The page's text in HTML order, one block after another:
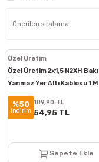
Özel Üretim
Özel Üretim 2x1,5 N2XH
Yanmaz Yer Altı Kablosu 1
%50
indirim
109,90 TL
54,95 TL
Sepete Ekle